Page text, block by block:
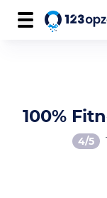
100%
4/5